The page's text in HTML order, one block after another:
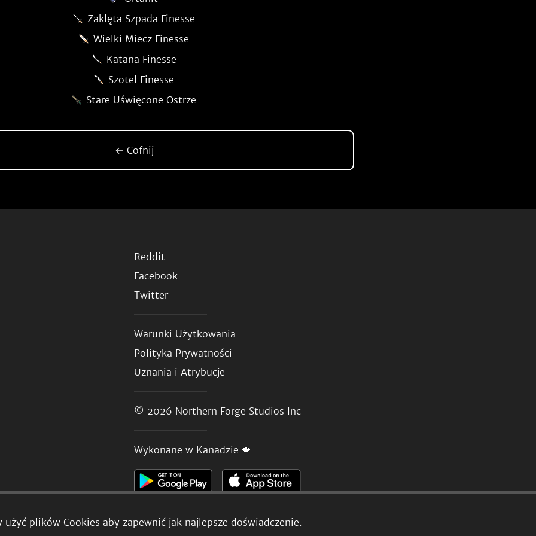
użyć plików Cookies aby zapewnić jak najlepsze doświadczenie.
Zaklęta Szpada Finesse
Wielki Miecz Finesse
Katana Finesse
Szotel Finesse
Stare Uświęcone Ostrze
← Cofnij
Reddit
Facebook
Twitter
Warunki Użytkowania
Polityka Prywatności
Uznania i Atrybucje
© 2026 Northern Forge Studios Inc
Wykonane w Kanadzie 🍁